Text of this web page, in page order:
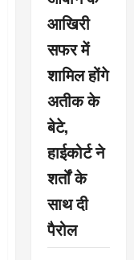
आखिरी
सफर में
शामिल होंगे
अतीक के
बेटे,
हाईकोर्ट ने
शर्तों के
साथ दी
पैरोल